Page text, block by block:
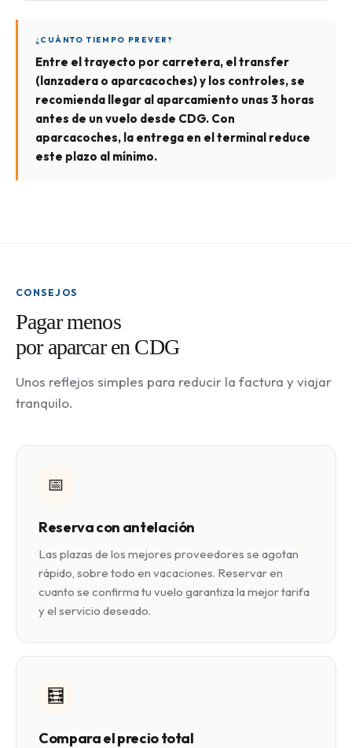
¿CUÁNTO TIEMPO PREVER?
Entre el trayecto por carretera, el transfer
(lanzadera o aparcacoches) y los controles, se
recomienda llegar al aparcamiento unas 3 horas
antes de un vuelo desde CDG. Con
aparcacoches, la entrega en el terminal reduce
este plazo al mínimo.
CONSEJOS
Pagar menos
por aparcar en CDG
Unos reflejos simples para reducir la factura y viajar
tranquilo.
📅
Reserva con antelación
Las plazas de los mejores proveedores se agotan
rápido, sobre todo en vacaciones. Reservar en
cuanto se confirma tu vuelo garantiza la mejor tarifa
y el servicio deseado.
🧮
Compara el precio total